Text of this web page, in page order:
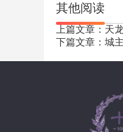
其他阅读
上篇文章：天
下篇文章：城